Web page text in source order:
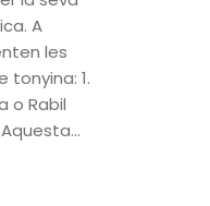
A
les
tonyina: 1.
o Rabil